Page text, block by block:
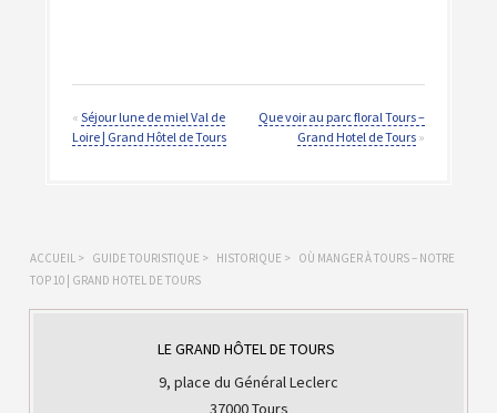
« Séjour lune de miel Val de
Loire | Grand Hôtel de Tours
Que voir au parc floral Tours –
Grand Hotel de Tours »
ACCUEIL > GUIDE TOURISTIQUE > HISTORIQUE >
OÙ MANGER À TOURS – NOTRE
TOP 10 | GRAND HOTEL DE TOURS
LE GRAND HÔTEL DE TOURS
9, place du Général Leclerc
37000 Tours